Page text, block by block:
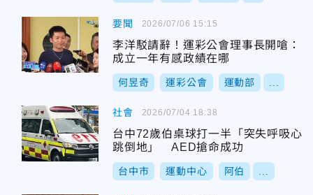
要聞
李洋駁請辭！運彩公會理事長開嗆：
成立一年有感政績在哪
何昱奇 運彩公會 運動部
2026/07/06 15:15
社會
台中72歲伯桌球打一半「突失呼吸心
跳倒地」 AED搶命成功
台中市 運動中心 阿伯
2026/07/04 18:38